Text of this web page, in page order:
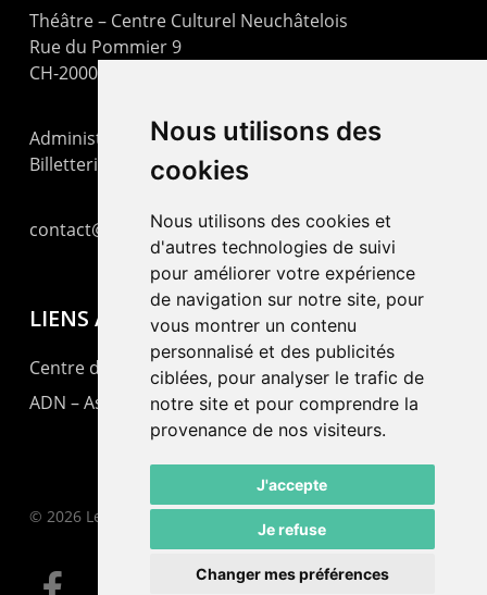
Nous utilisons des
cookies
Nous utilisons des cookies et
d'autres technologies de suivi
pour améliorer votre expérience
de navigation sur notre site, pour
vous montrer un contenu
personnalisé et des publicités
ciblées, pour analyser le trafic de
notre site et pour comprendre la
provenance de nos visiteurs.
J'accepte
Je refuse
Changer mes préférences
Théâtre – Centre Culturel Neuchâtelois
Rue du Pommier 9
CH-2000 Neuchâtel
Administration : +41 32 725 03 03
Billetterie : +41 32 725 05 05
contact@lepommier.ch
LIENS AMIS
Centre de culture ABC
ADN – Association Danse Neuchâtel
© 2026 Le Pommier.
facebook email